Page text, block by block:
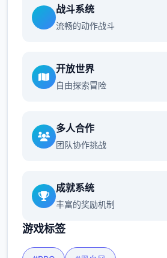
战斗系统
流畅的动作战斗
开放世界
自由探索冒险
多人合作
团队协作挑战
成就系统
丰富的奖励机制
游戏标签